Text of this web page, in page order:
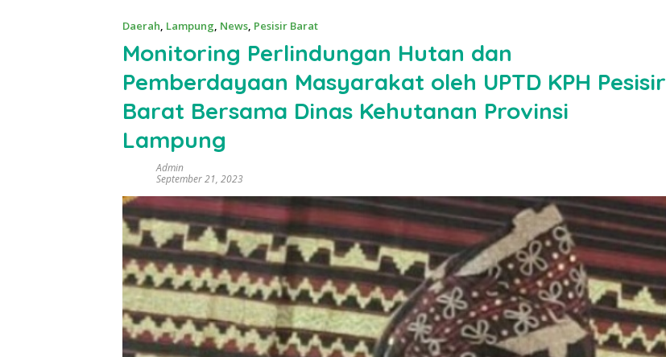
a
Daerah Lampung News Pesisir Barat
Monitoring Perlindungan Hutan dan
Pemberdayaan Masyarakat oleh UPTD KPH Pesisir
Barat Bersama Dinas Kehutanan Provinsi
Lampung
Admin
September 21, 2023